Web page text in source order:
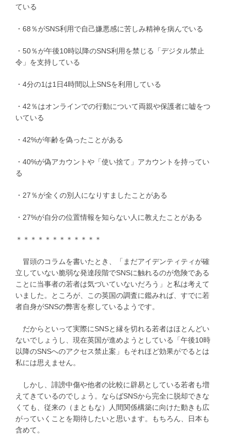
ている
・68％がSNS利用で自己嫌悪感に苦しみ精神を病んでいる
・50％が午後10時以降のSNS利用を禁じる「デジタル禁止
令」を支持している
・4分の1は1日4時間以上SNSを利用している
・42％はオンラインでの行動について両親や保護者に嘘をつ
いている
・42%が年齢を偽ったことがある
・40%が偽アカウントや「使い捨て」アカウントを持ってい
る
・27％が全くの別人になりすましたことがある
・27%が自分の位置情報を知らない人に教えたことがある
＊＊＊＊＊＊＊＊＊＊＊＊
冒頭のコラムを書いたとき、「まだアイデンティティが確
立していない脆弱な発達段階でSNSに触れるのが危険である
ことに当事者の若者は気づいていないだろう」と私は考えて
いました。ところが、この英国の調査に鑑みれば、すでに若
者自身がSNSの弊害を察しているようです。
だからといって実際にSNSと縁を切れる若者はほとんどい
ないでしょうし、現在英国が進めようとしている「午後10時
以降のSNSへのアクセス禁止案」もそれほど効果がでるとは
私には思えません。
しかし、誹謗中傷や他者の比較に辟易としている若者も増
えてきているのでしょう。ならばSNSから完全に脱却できな
くても、従来の（まともな）人間関係構築に向けた動きも広
がっていくことを期待したいと思います。もちろん、日本も
含めて。